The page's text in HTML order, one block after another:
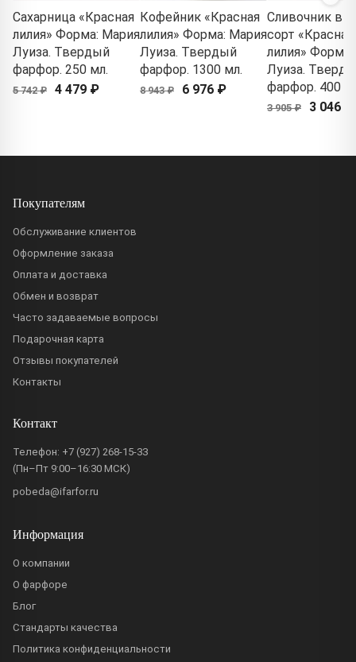
Сахарница «Красная
лилия» Форма: Мария
Луиза. Твердый
фарфор. 250 мл.
5 742 ₽ 4 479 ₽
Кофейник «Красная
лилия» Форма: Мария
Луиза. Твердый
фарфор. 1300 мл.
8 943 ₽ 6 976 ₽
Сливочник
сорт «Красная
лилия»
Луиза.
фарфор. 400
3 905 ₽ 3 046 ₽
Покупателям
Обслуживание клиентов
Оформление заказа
Оплата и доставка
Обмен и возврат
Часто задаваемые вопросы
Подарочная карта
Отзывы покупателей
Контакты
Контакт
Телефон: +7 (927) 268-15-33
(Пн–Пт 9:00–16:30 МСК)
pobeda@ifarfor.ru
Информация
О компании
О фарфоре
Блог
Стандарты качества
Политика конфиденциальности